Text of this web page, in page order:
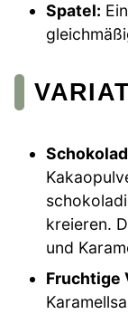
Spatel:
kreieren.
und
Fruchtige